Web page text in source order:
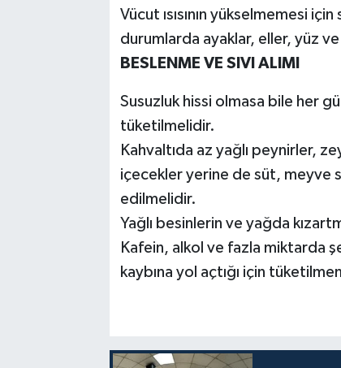
Vücut ısısının yükselmemesi için
durumlarda ayaklar, eller, yüz ve
BESLENME VE SIVI ALIMI
Susuzluk hissi olmasa bile her
tüketilmelidir.
Kahvaltıda az yağlı peynirler,
içecekler yerine de süt, meyve
edilmelidir.
Yağlı besinlerin ve yağda
Kafein, alkol ve fazla miktarda
kaybına yol açtığı için